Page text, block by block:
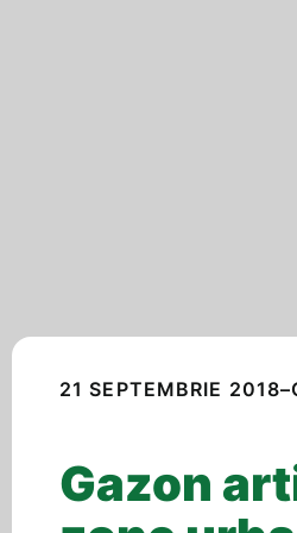
21 SEPTEMBRIE 2018–
Gazon